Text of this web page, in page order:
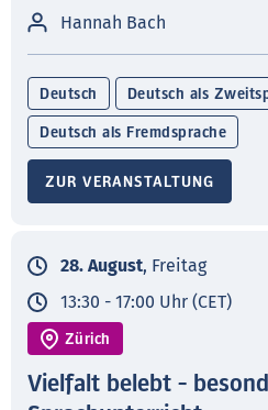
Hannah Bach
Deutsch Deutsch als
Deutsch als Fremdsprache
ZUR VERANSTALTUNG
28. August, Freitag
13:30 - 17:00 Uhr (CET)
Zürich
Vielfalt belebt -